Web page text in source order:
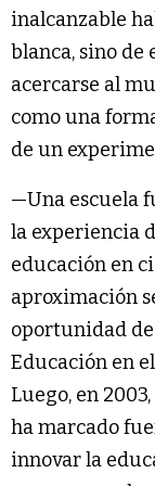
inalcanzable
blanca, sino de
acercarse al
como una
de un
—Una escuela
la experiencia
educación en
aproximación
oportunidad
Educación en
Luego, en
ha marcado
innovar la